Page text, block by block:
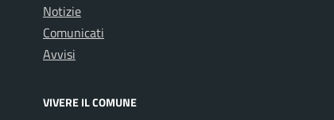
Notizie
Comunicati
Avvisi
VIVERE IL COMUNE